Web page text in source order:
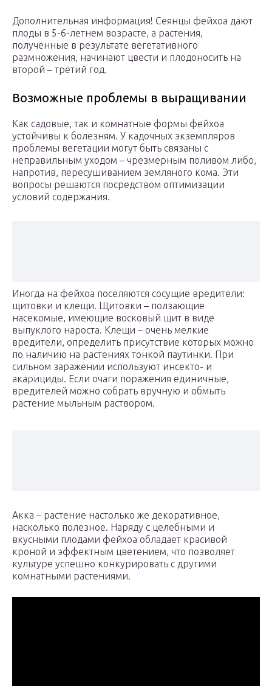
Дополнительная информация! Сеянцы фейхоа дают
плоды в 5-6-летнем возрасте, а растения,
полученные в результате вегетативного
размножения, начинают цвести и плодоносить на
второй – третий год.
Возможные проблемы в выращивании
Как садовые, так и комнатные формы фейхоа
устойчивы к болезням. У кадочных экземпляров
проблемы вегетации могут быть связаны с
неправильным уходом – чрезмерным поливом либо,
напротив, пересушиванием земляного кома. Эти
вопросы решаются посредством оптимизации
условий содержания.
Иногда на фейхоа поселяются сосущие вредители:
щитовки и клещи. Щитовки – ползающие
насекомые, имеющие восковый щит в виде
выпуклого нароста. Клещи – очень мелкие
вредители, определить присутствие которых можно
по наличию на растениях тонкой паутинки. При
сильном заражении используют инсекто- и
акарициды. Если очаги поражения единичные,
вредителей можно собрать вручную и обмыть
растение мыльным раствором.
Акка – растение настолько же декоративное,
насколько полезное. Наряду с целебными и
вкусными плодами фейхоа обладает красивой
кроной и эффектным цветением, что позволяет
культуре успешно конкурировать с другими
комнатными растениями.